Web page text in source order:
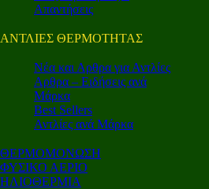
Απαντήσεις
ΑΝΤΛΙΕΣ ΘΕΡΜΟΤΗΤΑΣ
Nέα και Αρθρα για Αντλίες
Αρθρα – Ειδήσεις ανά
Μάρκα
Best Sellers
Αντλίες ανά Μάρκα
ΘΕΡΜΟΜΟΝΩΣΗ
ΦΥΣΙΚΟ ΑΕΡΙΟ
ΗΛΙΟΘΕΡΜΙΑ